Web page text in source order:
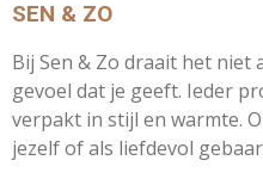
SEN & ZO
Bij Sen & Zo draait het niet
gevoel dat je geeft. Ieder
verpakt in stijl en warmte.
jezelf of als liefdevol